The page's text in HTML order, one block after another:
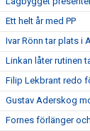
Ett helt år med PP
Ivar Rönn tar plats i
Linkan låter rutinen
Filip Lekbrant redo
Gustav Aderskog
Fornes förlänger